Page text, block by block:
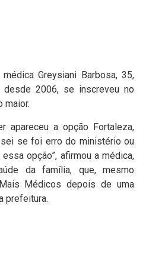
Greysiani Barbosa, 35,
desde 2006, se inscreveu no
maior.
apareceu a opção Fortaleza,
se foi erro do ministério ou
opção”, afirmou a médica,
da família, que, mesmo
Médicos depois de uma
prefeitura.